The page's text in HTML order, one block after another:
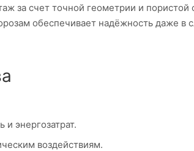
за счет точной геометрии и пористой
обеспечивает надёжность даже в
энергозатрат.
воздействиям.